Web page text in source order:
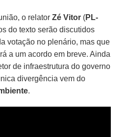
o relatorZé Vitor (PL-
do texto serão discutidos
votação no plenário, mas que
a um acordo em breve. Ainda
de infraestrutura do governo
divergência vem do
.